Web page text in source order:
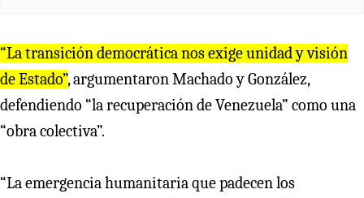
“La transición democrática nos exige unidad y visión
de Estado”, argumentaron Machado y González,
defendiendo “la recuperación de Venezuela” como una
“obra colectiva”.
“La emergencia humanitaria que padecen los